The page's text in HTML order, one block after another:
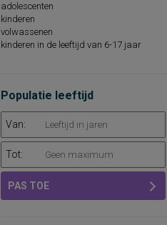
adolescenten
kinderen
volwassenen
kinderen in de leeftijd van 6-17 jaar
Populatie leeftijd
Van:
Tot:
PAS TOE